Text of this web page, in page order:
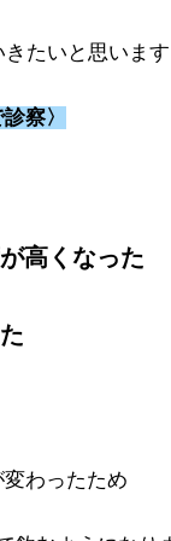
たいと思いま
察〉
高くなった
変わったため